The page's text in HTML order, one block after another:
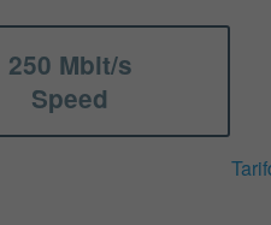
250 Mbit/s
Speed